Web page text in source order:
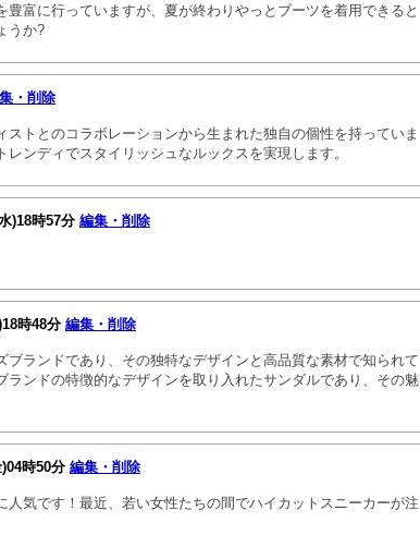
富に行っていますが、夏が終わりやっとブーツを着用できると
うか?
・削除
トとのコラボレーションから生まれた独自の個性を持っていま
ンディでスタイリッシュなルックスを実現します。
)18時57分編集・削除
時48分 編集・削除
ランドであり、その独特なデザインと高品質な素材で知られて
ンドの特徴的なデザインを取り入れたサンダルであり、その魅
時50分 編集・削除
気です！最近、若い女性たちの間でハイカットスニーカーが注